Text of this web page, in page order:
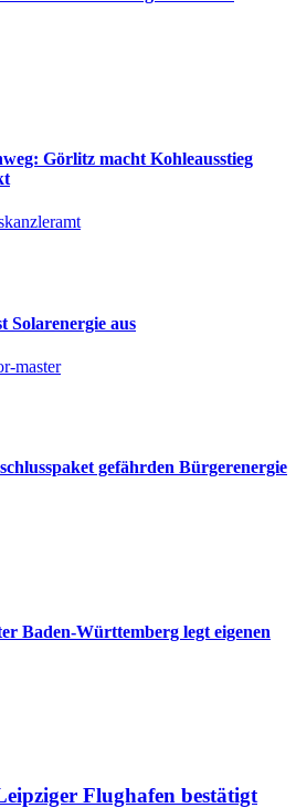
Görlitz macht Kohleausstieg
Solarenergie aus
gefährden Bürgerenergie
Baden-Württemberg legt eigenen
Flughafen bestätigt